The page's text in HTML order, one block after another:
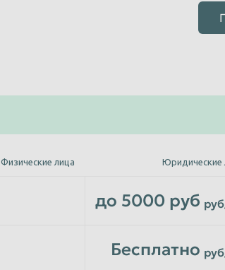
Физические лица Юридические
до 5000 руб
Бесплатно